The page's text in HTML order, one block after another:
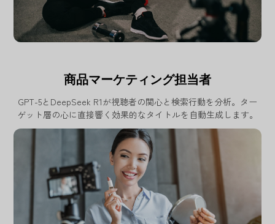
商品マーケティング担当者
GPT-5とDeepSeek R1が視聴者の関心と検索行動を分析。ター
ゲット層の心に直接響く効果的なタイトルを自動生成します。